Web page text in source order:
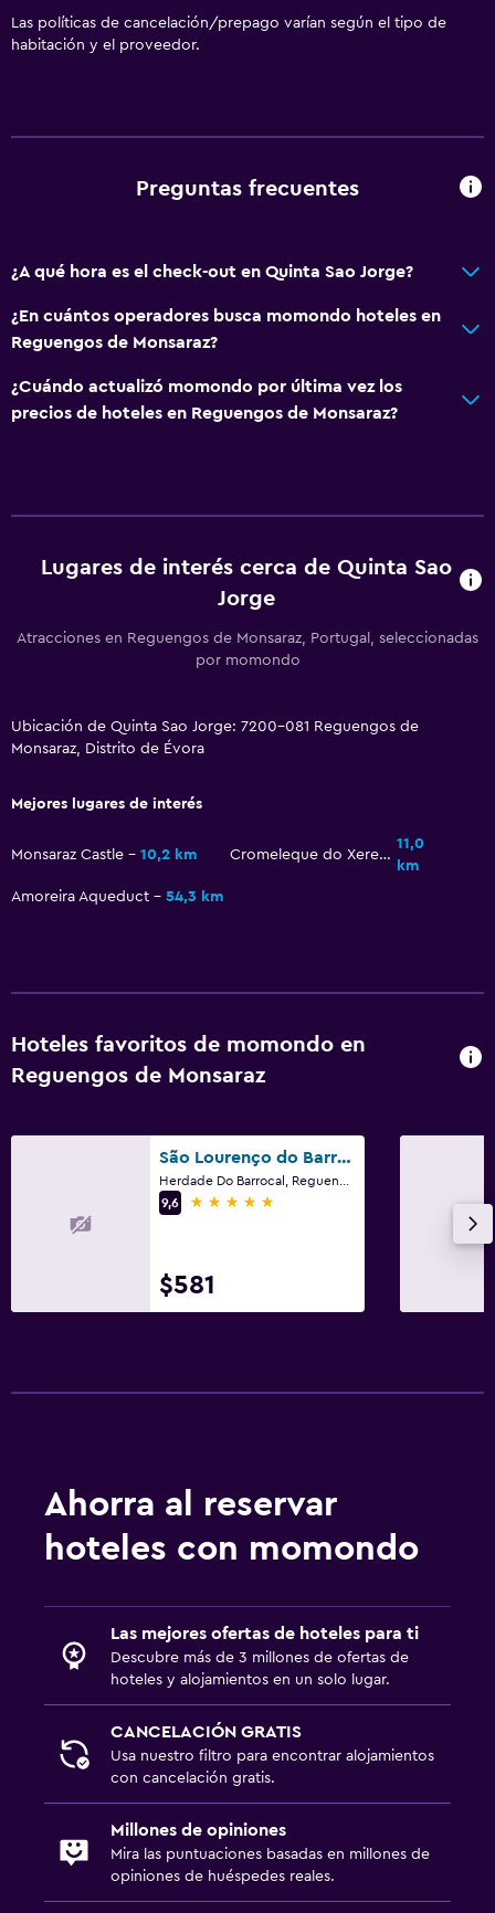
Las políticas de cancelación/prepago varían según el tipo de
habitación y el proveedor.
Preguntas frecuentes
¿A qué hora es el check-out en Quinta Sao Jorge?
¿En cuántos operadores busca momondo hoteles en
Reguengos de Monsaraz?
¿Cuándo actualizó momondo por última vez los
precios de hoteles en Reguengos de Monsaraz?
Lugares de interés cerca de Quinta Sao
Jorge
Atracciones en Reguengos de Monsaraz, Portugal, seleccionadas
por momondo
Ubicación de Quinta Sao Jorge: 7200-081 Reguengos de
Monsaraz, Distrito de Évora
Mejores lugares de interés
Monsaraz Castle 10,2 km Cromeleque do Xerez
11,0
km
Amoreira Aqueduct
54,3 km
Hoteles favoritos de momondo en
Reguengos de Monsaraz
São Lourenço do Barrocal
9,6
5 estrellas
$581
Ahorra al reservar
hoteles con momondo
Las mejores ofertas de hoteles para ti
Descubre más de 3 millones de ofertas de
hoteles y alojamientos en un solo lugar.
CANCELACIÓN GRATIS
Usa nuestro filtro para encontrar alojamientos
con cancelación gratis.
Millones de opiniones
Mira las puntuaciones basadas en millones de
opiniones de huéspedes reales.